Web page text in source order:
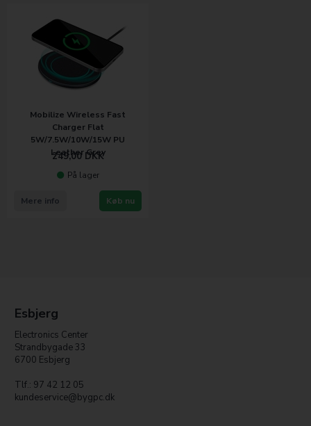
Mobilize Wireless Fast
Charger Flat
5W/7.5W/10W/15W PU
Leather Grey
249,00 DKK
På lager
Køb nu
Mere info
Esbjerg
Electronics Center
Strandbygade 33
6700 Esbjerg
Tlf.: 97 42 12 05
kundeservice@bygpc.dk